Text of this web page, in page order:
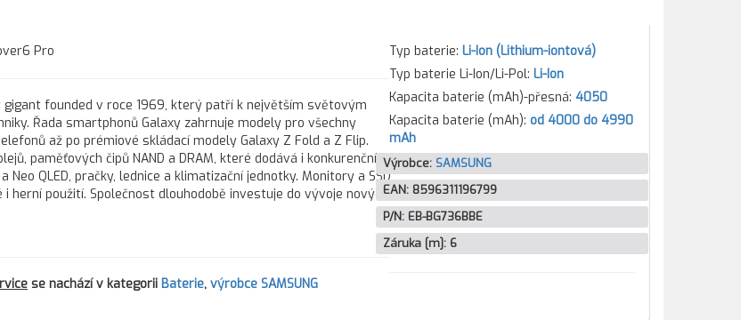
Pro
gigant founded v roce 1969, který patří k největším světovým
Řada smartphonů Galaxy zahrnuje modely pro všechny
až po prémiové skládací modely Galaxy Z Fold a Z Flip.
paměťových čipů NAND a DRAM, které dodává i konkurenčním
QLED, pračky, lednice a klimatizační jednotky. Monitory a SSD
herní použití. Společnost dlouhodobě investuje do vývoje nových
se nachází v kategorii Baterie, výrobce SAMSUNG
Typ baterie: Li-Ion (Lithium-iontová)
Typ baterie Li-Ion/Li-Pol: Li-Ion
Kapacita baterie (mAh)-přesná: 4050
Kapacita baterie (mAh): od 4000 do 4990
mAh
Výrobce: SAMSUNG
EAN: 8596311196799
P/N: EB-BG736BBE
Záruka [m]: 6